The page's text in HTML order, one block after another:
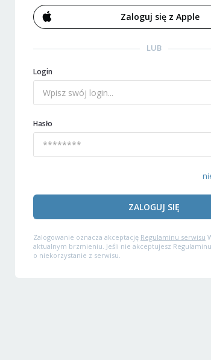
Zaloguj się z Apple
LUB
Login
Hasło
ZALOGUJ SIĘ
Zalogowanie oznacza akceptację Regulaminu serwisu
aktualnym brzmieniu. Jeśli nie akceptujesz
o niekorzystanie z serwisu.